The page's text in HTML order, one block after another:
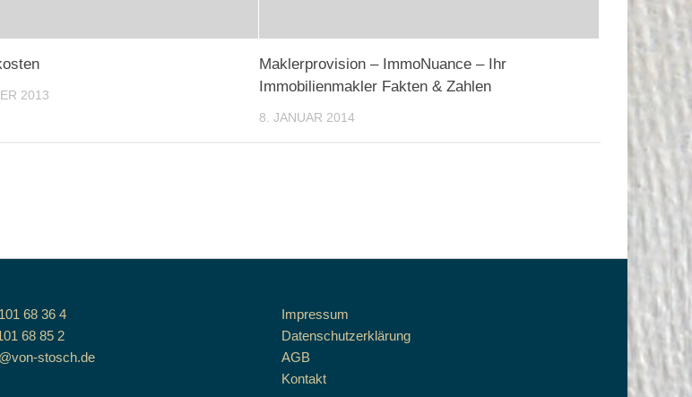
2013
Maklerprovision – ImmoNuance – Ihr
Immobilienmakler Fakten & Zahlen
8. JANUAR 2014
68 36 4
68 85 2
stosch.de
Impressum
Datenschutzerklärung
AGB
Kontakt